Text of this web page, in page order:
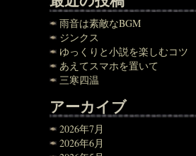
雨音は素敵なBGM
ジンクス
ゆっくりと小説を楽しむコツ
あえてスマホを置いて
三寒四温
アーカイブ
2026年7月
2026年6月